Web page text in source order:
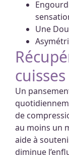
Une
cuisses
Un
de
au moins un
aide à
diminue